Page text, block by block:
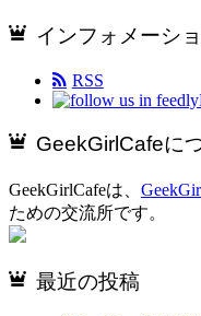
インフォメーシ
RSS
GeekGirlCafeに
GeekGirlCafeは、
ための交流所です。
最近の投稿